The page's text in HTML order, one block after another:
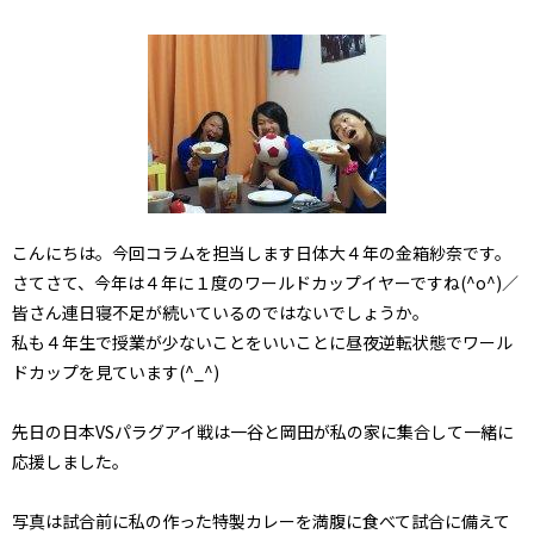
こんにちは。今回コラムを担当します日体大４年の金箱紗奈です。
さてさて、今年は４年に１度のワールドカップイヤーですね(^o^)／
皆さん連日寝不足が続いているのではないでしょうか。
私も４年生で授業が少ないことをいいことに昼夜逆転状態でワール
ドカップを見ています(^_^)
先日の日本VSパラグアイ戦は一谷と岡田が私の家に集合して一緒に
応援しました。
写真は試合前に私の作った特製カレーを満腹に食べて試合に備えて